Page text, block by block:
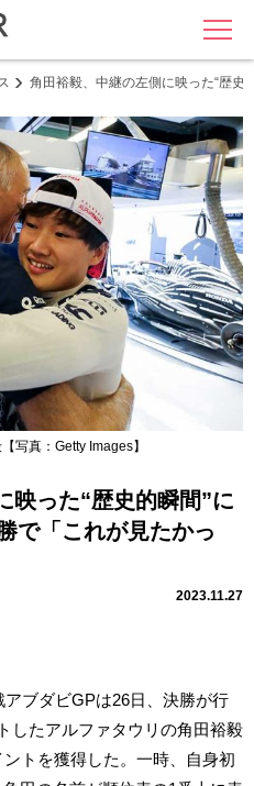
MENU
角田裕毅、中継の左側に映った“歴
写真：Getty Images】
映った“歴史的瞬間”に
で「これが見たかっ
2023.11.27
ブダビGPは26日、決勝が行
したアルファタウリの角田裕毅
トを獲得した。一時、自身初